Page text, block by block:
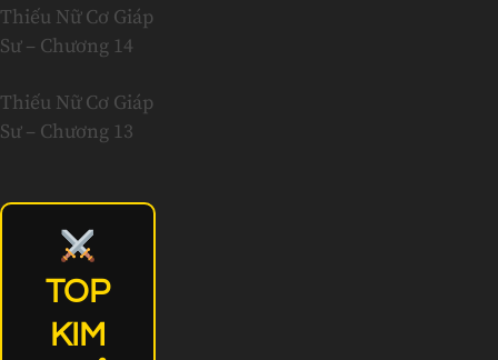
Thiếu Nữ Cơ Giáp
Sư – Chương 14
Thiếu Nữ Cơ Giáp
Sư – Chương 13
TOP
KIM